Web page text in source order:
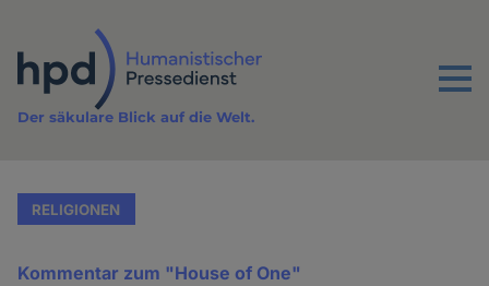
Inhalt
Menu
Der säkulare Blick auf die Welt.
RELIGIONEN
Kommentar zum "House of One"